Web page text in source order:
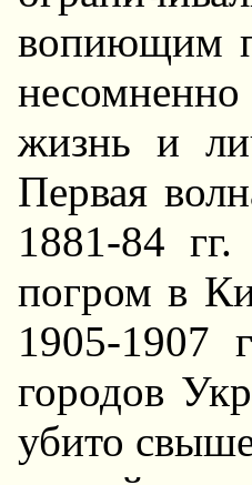
вопиющим
жизнь и
Первая
1881-84
погром в
1905-1907
городов
убито